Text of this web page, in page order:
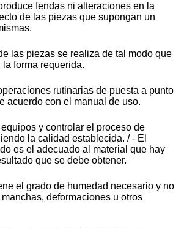
fendas ni alteraciones en la
de las piezas que supongan un
las piezas se realiza de tal modo que
forma requerida.
rutinarias de puesta a punto
acuerdo con el manual de uso.
y controlar el proceso de
la calidad establecida. / - El
es el adecuado al material que hay
que se debe obtener.
el grado de humedad necesario y no
deformaciones u otros